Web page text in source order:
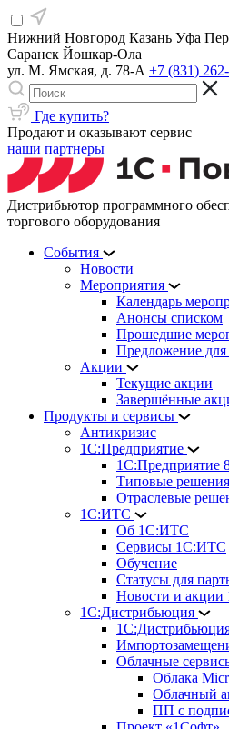
Нижний Новгород Казань Уфа
Саранск Йошкар-Ола
ул. М. Ямская, д. 78-А +7 (831)
Где купить?
Продают и оказывают сервис
наши партнеры
Дистрибьютор программного
торгового оборудования
События
Новости
Мероприятия
Календарь
Анонсы списком
Прошедшие
Предложение для
Акции
Текущие акции
Завершённые
Продукты и сервисы
Антикризис
1С:Предприятие
1С:Предприятие
Типовые
Отраслевые
1С:ИТС
Об 1С:ИТС
Сервисы 1С:ИТС
Обучение
Статусы для
Новости и
1С:Дистрибьюция
Облачные
Облака
Облачный
ПП с